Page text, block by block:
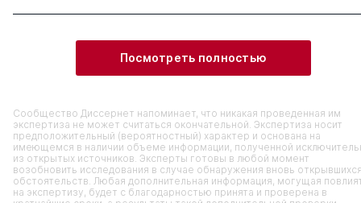
Посмотреть полностью
Сообщество Диссернет напоминает, что никакая проведенная им
экспертиза не может считаться окончательной. Экспертиза носит
предположительный (вероятностный) характер и основана на
имеющемся в наличии объеме информации, полученной
из открытых источников. Эксперты готовы в любой момент
возобновить исследования в случае обнаружения вновь
обстоятельств. Любая дополнительная информация, могущая
на экспертизу, будет с благодарностью принята и проверена в